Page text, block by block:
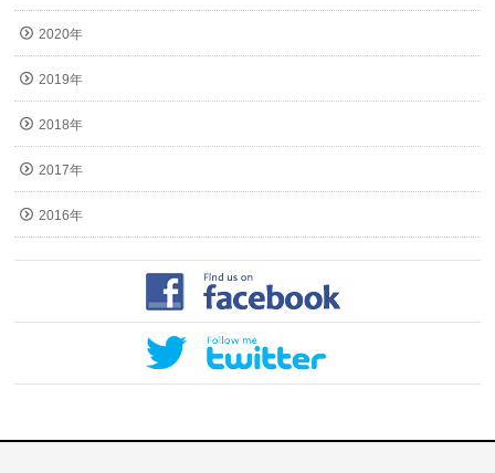
2020年
2019年
2018年
2017年
2016年